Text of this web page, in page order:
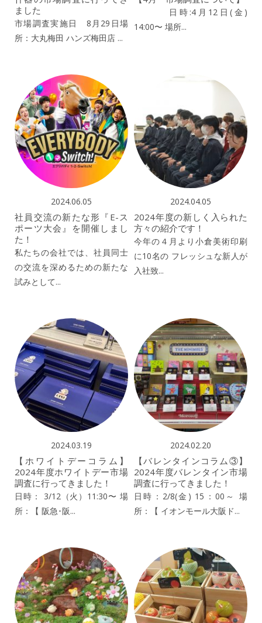
ました
市場調査実施日 8月29日場
所：大丸梅田 ハンズ梅田店 ...
日時:4月12日(金)
14:00〜 場所...
2024.06.05
社員交流の新たな形『E-ス
ポーツ大会』を開催しまし
た！
私たちの会社では、社員同士
の交流を深めるための新たな
試みとして...
2024.04.05
2024年度の新しく入られた
方々の紹介です！
今年の４月より小倉美術印刷
に10名の フレッシュな新人が
入社致...
2024.03.19
【ホワイトデーコラム】
2024年度ホワイトデー市場
調査に行ってきました！
日時： 3/12（火）11:30〜 場
所：【 阪急･阪...
2024.02.20
【バレンタインコラム③】
2024年度バレンタイン市場
調査に行ってきました！
日時：2/8(金) 15：00～ 場
所：【 イオンモール大阪ド...